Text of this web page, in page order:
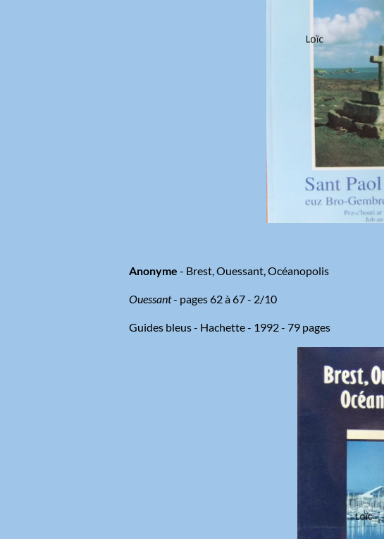
Anonyme - Brest, Ouessant, Océanopolis
Ouessant- pages 62 à 67 - 2/10
Guides bleus - Hachette - 1992 - 79 pages